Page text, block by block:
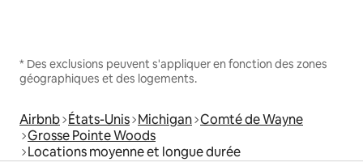
* Des exclusions peuvent s'appliquer en fonction des zones
géographiques et des logements.
Airbnb États-Unis Michigan Comté de Wayne
Grosse Pointe Woods
Locations moyenne et longue durée